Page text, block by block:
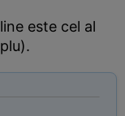
este cel al